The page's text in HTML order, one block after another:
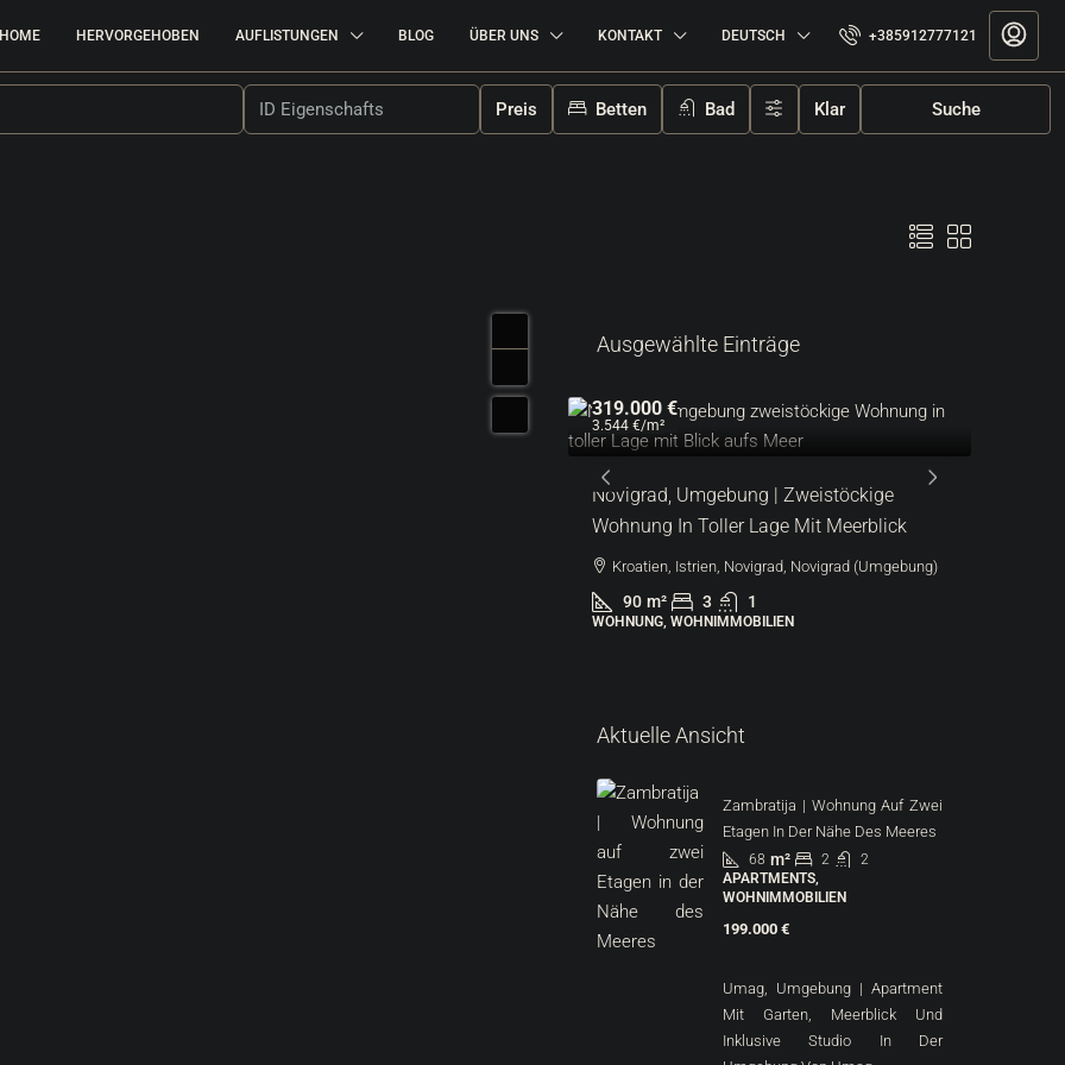
HOME HERVORGEHOBEN AUFLISTUNGEN BLOG ÜBER UNS KONTAKT DEUTSCH +385912777121
Preis Betten Bad Klar Suche
Ausgewählte Einträge
319.000 €
3.544 €/m²
Novigrad, Umgebung | Zweistöckige
Wohnung In Toller Lage Mit Meerblick
Kroatien, Istrien, Novigrad, Novigrad (Umgebung)
90 m² 3 1
WOHNUNG, WOHNIMMOBILIEN
Aktuelle Ansicht
Zambratija | Wohnung Auf Zwei
Etagen In Der Nähe Des Meeres
68 m² 2
2
APARTMENTS,
WOHNIMMOBILIEN
199.000 €
Umag, Umgebung | Apartment
Mit Garten, Meerblick Und
Inklusive Studio In Der